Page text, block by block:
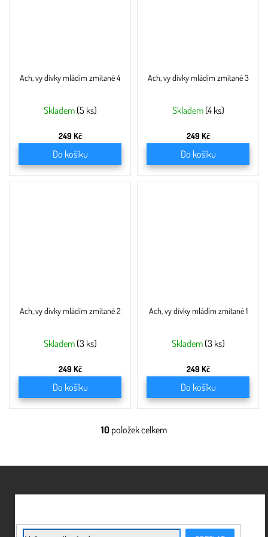
Ach, vy dívky mládím zmítané 4
Skladem (5 ks)
249 Kč
Do košíku
Ach, vy dívky mládím zmítané 3
Skladem (4 ks)
249 Kč
Do košíku
Ach, vy dívky mládím zmítané 2
Skladem (3 ks)
249 Kč
Do košíku
Ach, vy dívky mládím zmítané 1
Skladem (3 ks)
249 Kč
Do košíku
O
á
a
p
10 položek celkem
E-mail